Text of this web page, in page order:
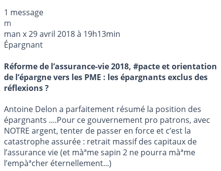
1 message
m
man x29 avril 2018 à 19h13min
Épargnant
Réforme de l’assurance-vie 2018, #pacte et orientation
de l’épargne vers les PME : les épargnants exclus des
réflexions ?
Antoine Delon a parfaitement résumé la position des
épargnants ....Pour ce gouvernement pro patrons, avec
NOTRE argent, tenter de passer en force et c’est la
catastrophe assurée : retrait massif des capitaux de
l’assurance vie (et màªme sapin 2 ne pourra màªme
l’empàªcher éternellement...)